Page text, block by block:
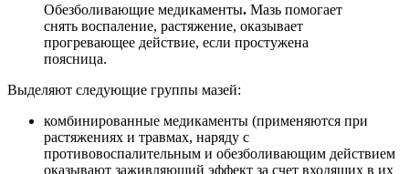
Обезболивающие медикаменты. Мазь помогает
снять воспаление, растяжение, оказывает
прогревающее действие, если простужена
поясница.
Выделяют следующие группы мазей:
комбинированные медикаменты (применяются при
растяжениях и травмах, наряду с
противовоспалительным и обезболивающим действием
оказывают заживляющий эффект за счет входящих в их